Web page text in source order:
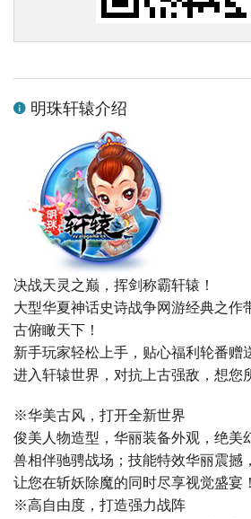
明珠轩辕介绍
决战天灵之巅，挥剑称霸轩辕！
大型华夏神话史诗战争网游经典之作
古俯瞰天下！
新手玩家轻松上手，贴心福利轮番赠
进入轩辕世界，对抗上古强敌，想您
※华美古风，打开全新世界
俊美人物造型，华丽装备外观，绝美
兽相伴驰骋战场；技能特效华丽震撼
让您在斩妖除魔的同时尽享视觉盛宴！
※高自由度，打造强力战阵